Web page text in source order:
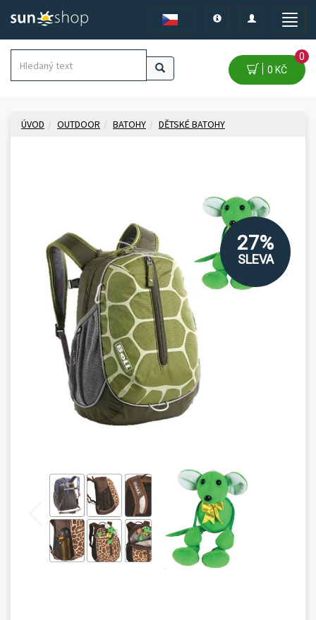
Toggle
Toggle
navigation
Toggle
0 KČ
0
ÚVOD OUTDOOR BATOHY DĚTSKÉ BATOHY
27%
SLEVA